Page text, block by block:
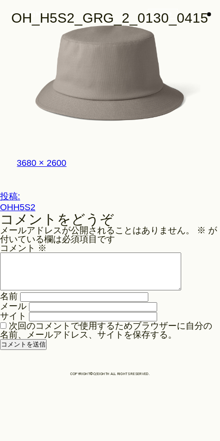
Store
Philosophy
OH_H5S2_GRG_2_0130_0415
フ
ル
ズ
3680 × 2600
投
稿
ナ
ビ
ゲ
ョ
ン
投稿:
OHH5S2
コメントをどうぞ
メールアドレスが公開されることはありません。 ※ が
付いている欄は必須項目です
コメント ※
名前
メール
サイト
次回のコメントで使用するためブラウザーに自分の
名前、メールアドレス、サイトを保存する。
COPYRIGHT©O/EIGHTH ALL RIGHTS RESERVED.